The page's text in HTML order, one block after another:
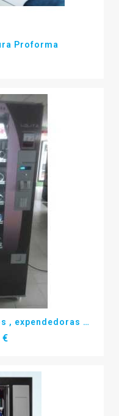
Proforma
Sex shop , artículos eroticos , expendedoras ultima generación
€